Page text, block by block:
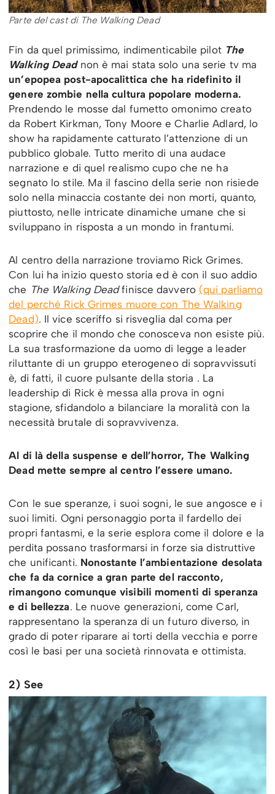
Parte del cast di The Walking Dead
Fin da quel primissimo, indimenticabile pilot The
Walking Dead non è mai stata solo una serie tv ma
un’epopea post-apocalittica che ha ridefinito il
genere zombie nella cultura popolare moderna.
Prendendo le mosse dal fumetto omonimo creato
da Robert Kirkman, Tony Moore e Charlie Adlard, lo
show ha rapidamente catturato l’attenzione di un
pubblico globale. Tutto merito di una audace
narrazione e di quel realismo cupo che ne ha
segnato lo stile. Ma il fascino della serie non risiede
solo nella minaccia costante dei non morti, quanto,
piuttosto, nelle intricate dinamiche umane che si
sviluppano in risposta a un mondo in frantumi.
Al centro della narrazione troviamo Rick Grimes.
Con lui ha inizio questo storia ed è con il suo addio
che The Walking Deadfinisce davvero (qui parliamo
del perché Rick Grimes muore con The Walking
Dead). Il vice sceriffo si risveglia dal coma per
scoprire che il mondo che conosceva non esiste più.
La sua trasformazione da uomo di legge a leader
riluttante di un gruppo eterogeneo di sopravvissuti
è, di fatti, il cuore pulsante della storia . La
leadership di Rick è messa alla prova in ogni
stagione, sfidandolo a bilanciare la moralità con la
necessità brutale di sopravvivenza.
Al di là della suspense e dell’horror, The Walking
Dead mette sempre al centro l’essere umano.
Con le sue speranze, i suoi sogni, le sue angosce e i
suoi limiti. Ogni personaggio porta il fardello dei
propri fantasmi, e la serie esplora come il dolore e la
perdita possano trasformarsi in forze sia distruttive
che unificanti. Nonostante l’ambientazione desolata
che fa da cornice a gran parte del racconto,
rimangono comunque visibili momenti di speranza
e di bellezza. Le nuove generazioni, come Carl,
rappresentano la speranza di un futuro diverso, in
grado di poter riparare ai torti della vecchia e porre
così le basi per una società rinnovata e ottimista.
2) See